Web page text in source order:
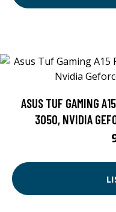
ASUS TUF GAMING
3050, NVIDIA